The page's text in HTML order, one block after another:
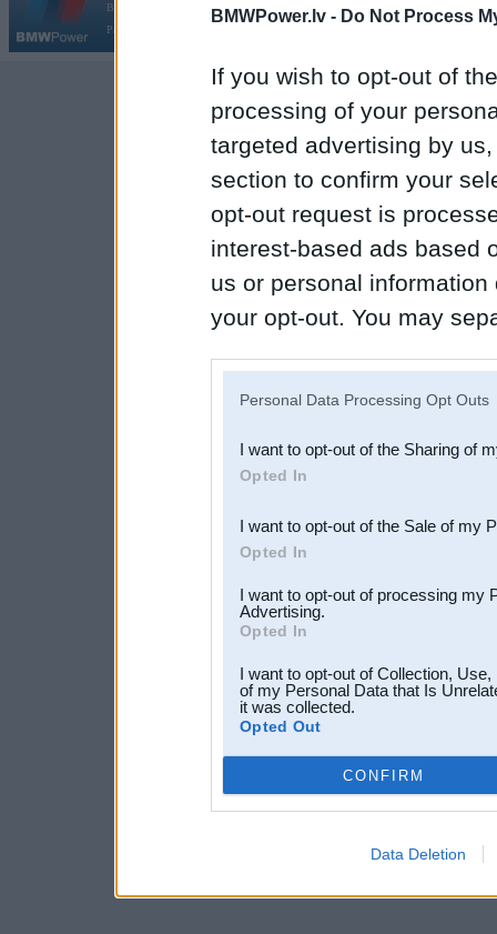
BMWPower.lv - Do Not Process
If you wish to opt-out of
processing of your
targeted advertising by
section to confirm your
opt-out request is
interest-based ads based
us or personal
your opt-out. You may
Downstream Participants
third parties.
Personal Data Processing Opt Outs
I want to opt-out of the Sharing of
Opted In
I want to opt-out of the Sale of my
Opted In
I want to opt-out of processing my
Advertising.
Opted In
I want to opt-out of Collection,
of my Personal Data that Is
it was collected.
Opted Out
CONFIRM
Data Deletion
BMW AG.
Par BMWPower
|